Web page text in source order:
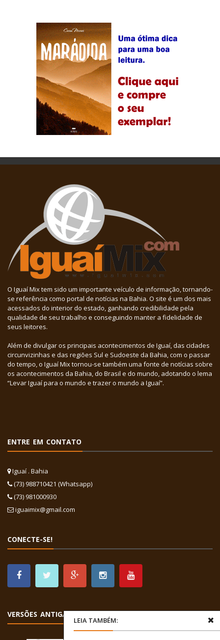
LEIA TAMBÉM:
O Iguaí Mix tem sido um importante veículo de informação, tornando-
se referência como portal de notícias na Bahia. O site é um dos mais
acessados do interior do estado, ganhando credibilidade pela
qualidade de seu trabalho e conseguindo manter a fidelidade de
seus leitores.
Além de divulgar os principais acontecimentos de Iguaí, das cidades
circunvizinhas e das regiões Sul e Sudoeste da Bahia, com o passar
do tempo, o Iguaí Mix tornou-se também uma fonte de notícias sobre
os acontecimentos da Bahia, do Brasil e do mundo, adotando o lema
“Levar Iguaí para o mundo e trazer o mundo a Iguaí”.
ENTRE EM CONTATO
Iguaí . Bahia
(73) 988710421 (Whatsapp)
(73) 981000930
iguaimix@gmail.com
CONECTE-SE!
VERSÕES ANTIGAS